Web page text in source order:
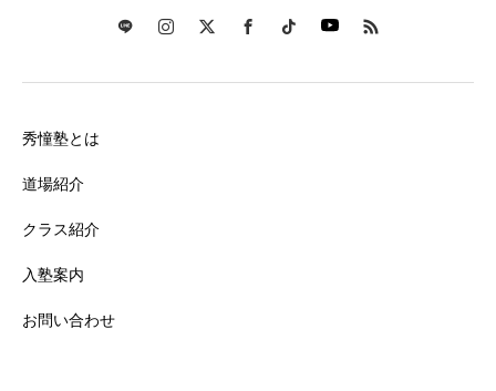
秀憧塾とは
道場紹介
クラス紹介
入塾案内
お問い合わせ